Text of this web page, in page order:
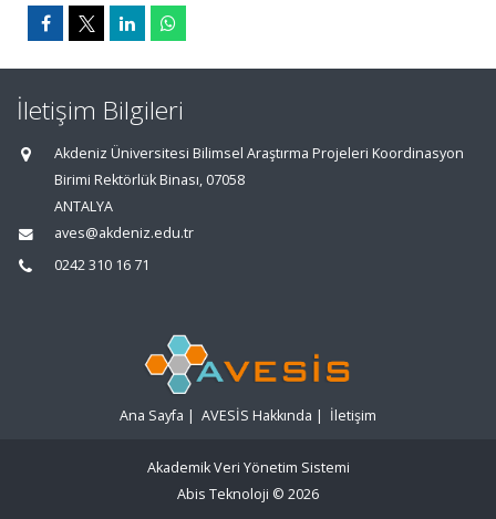
İletişim Bilgileri
Akdeniz Üniversitesi Bilimsel Araştırma Projeleri Koordinasyon
Birimi Rektörlük Binası, 07058
ANTALYA
aves@akdeniz.edu.tr
0242 310 16 71
Ana Sayfa | AVESİS Hakkında | İletişim
Akademik Veri Yönetim Sistemi
Abis Teknoloji © 2026